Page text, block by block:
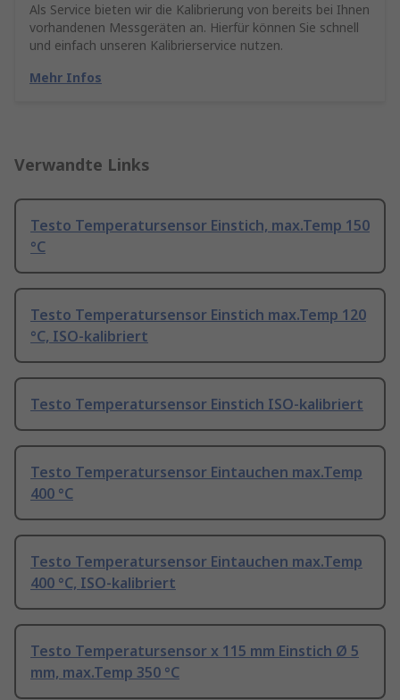
Als Service bieten wir die Kalibrierung von bereits bei Ihnen
vorhandenen Messgeräten an. Hierfür können Sie schnell
und einfach unseren Kalibrierservice nutzen.
Mehr Infos
Verwandte Links
Testo Temperatursensor Einstich, max.Temp 150
°C
Testo Temperatursensor Einstich max.Temp 120
°C, ISO-kalibriert
Testo Temperatursensor Einstich ISO-kalibriert
Testo Temperatursensor Eintauchen max.Temp
400 °C
Testo Temperatursensor Eintauchen max.Temp
400 °C, ISO-kalibriert
Testo Temperatursensor x 115 mm Einstich Ø 5
mm, max.Temp 350 °C